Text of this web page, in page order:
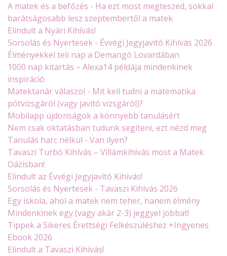
A matek és a befőzés - Ha ezt most megteszed, sokkal
barátságosabb lesz szeptembertől a matek
Elindult a Nyári Kihívás!
Sorsolás és Nyertesek - Évvégi Jegyjavító Kihívás 2026
Élményekkel teli nap a Demangó Lovardában
1000 nap kitartás – Alexa14 példája mindenkinek
inspiráció
Matektanár válaszol - Mit kell tudni a matematika
pótvizsgáról (vagy javító vizsgáról)?
Mobilapp újdonságok a könnyebb tanulásért
Nem csak oktatásban tudunk segíteni, ezt nézd meg
Tanulás harc nélkül - Van ilyen?
Tavaszi Turbó Kihívás – Villámkihívás most a Matek
Oázisban!
Elindult az Évvégi Jegyjavító Kihívás!
Sorsolás és Nyertesek - Tavaszi Kihívás 2026
Egy iskola, ahol a matek nem teher, hanem élmény
Mindenkinek egy (vagy akár 2-3) jeggyel jobbat!
Tippek a Sikeres Érettségi Felkészüléshez +Ingyenes
Ebook 2026
Elindult a Tavaszi Kihívás!